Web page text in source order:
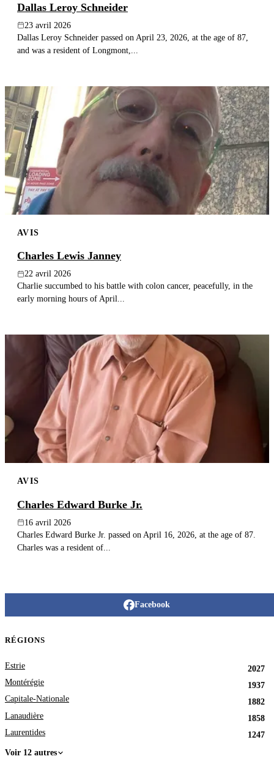
Dallas Leroy Schneider
23 avril 2026
Dallas Leroy Schneider passed on April 23, 2026, at the age of 87,
and was a resident of Longmont,...
AVIS
Charles Lewis Janney
22 avril 2026
Charlie succumbed to his battle with colon cancer, peacefully, in the
early morning hours of April...
AVIS
Charles Edward Burke Jr.
16 avril 2026
Charles Edward Burke Jr. passed on April 16, 2026, at the age of 87.
Charles was a resident of...
Facebook
RÉGIONS
Estrie
2027
Montérégie
1937
Capitale-Nationale
1882
Lanaudière
1858
Laurentides
1247
Voir 12 autres